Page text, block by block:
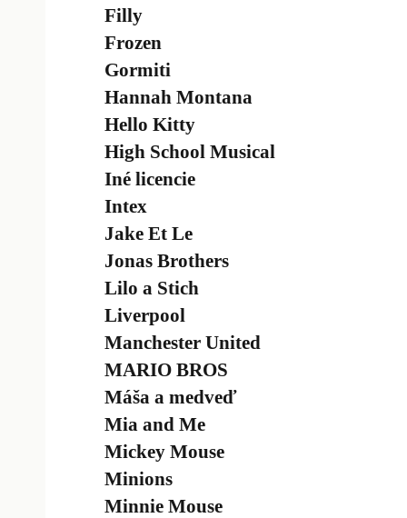
Filly
Frozen
Gormiti
Hannah Montana
Hello Kitty
High School Musical
Iné licencie
Intex
Jake Et Le
Jonas Brothers
Lilo a Stich
Liverpool
Manchester United
MARIO BROS
Máša a medveď
Mia and Me
Mickey Mouse
Minions
Minnie Mouse